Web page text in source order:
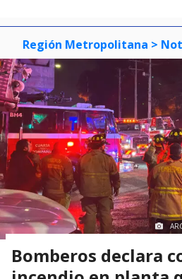
Región Metropolitana >
Bomberos declara